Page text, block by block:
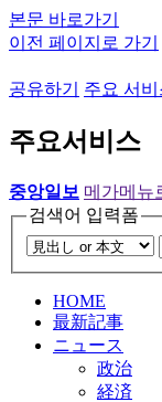
본문 바로가기
이전 페이지로 가기
공유하기 주요 서비
주요서비스
중앙일보 메가메뉴
검색어 입력폼
HOME
最新記事
ニュース
政治
経済